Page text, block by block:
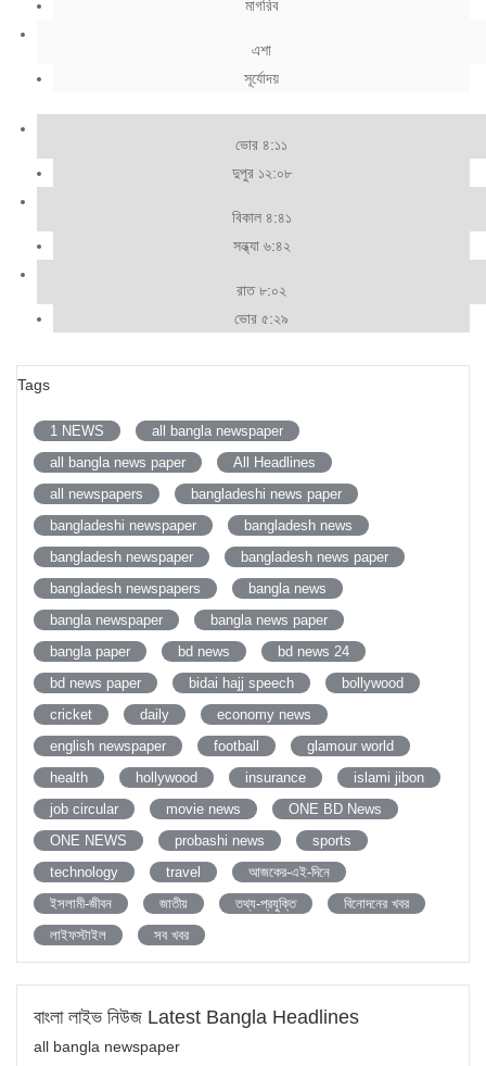
মাগরিব
এশা
সূর্যোদয়
ভোর ৪:১১
দুপুর ১২:০৮
বিকাল ৪:৪১
সন্ধ্যা ৬:৪২
রাত ৮:০২
ভোর ৫:২৯
Tags
1 NEWS
all bangla newspaper
all bangla news paper
All Headlines
all newspapers
bangladeshi news paper
bangladeshi newspaper
bangladesh news
bangladesh newspaper
bangladesh news paper
bangladesh newspapers
bangla news
bangla newspaper
bangla news paper
bangla paper
bd news
bd news 24
bd news paper
bidai hajj speech
bollywood
cricket
daily
economy news
english newspaper
football
glamour world
health
hollywood insurance
islami jibon
job circular
movie news
ONE BD News
ONE NEWS
probashi news
sports
technology
travel
আজকের-এই-দিনে
ইসলামী-জীবন
জাতীয় তথ্য-প্রযুক্তি
বিনোদনের খবর
লাইফস্টাইল
সব খবর
বাংলা লাইভ নিউজ Latest Bangla Headlines
all bangla newspaper